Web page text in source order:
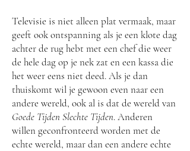
Televisie is niet alleen plat vermaak, maar
geeft ook ontspanning als je een klote dag
achter de rug hebt met een chef die weer
de hele dag op je nek zat en een kassa die
het weer eens niet deed. Als je dan
thuiskomt wil je gewoon even naar een
andere wereld, ook al is dat de wereld van
Goede Tijden Slechte Tijden. Anderen
willen geconfronteerd worden met de
echte wereld, maar dan een andere echte